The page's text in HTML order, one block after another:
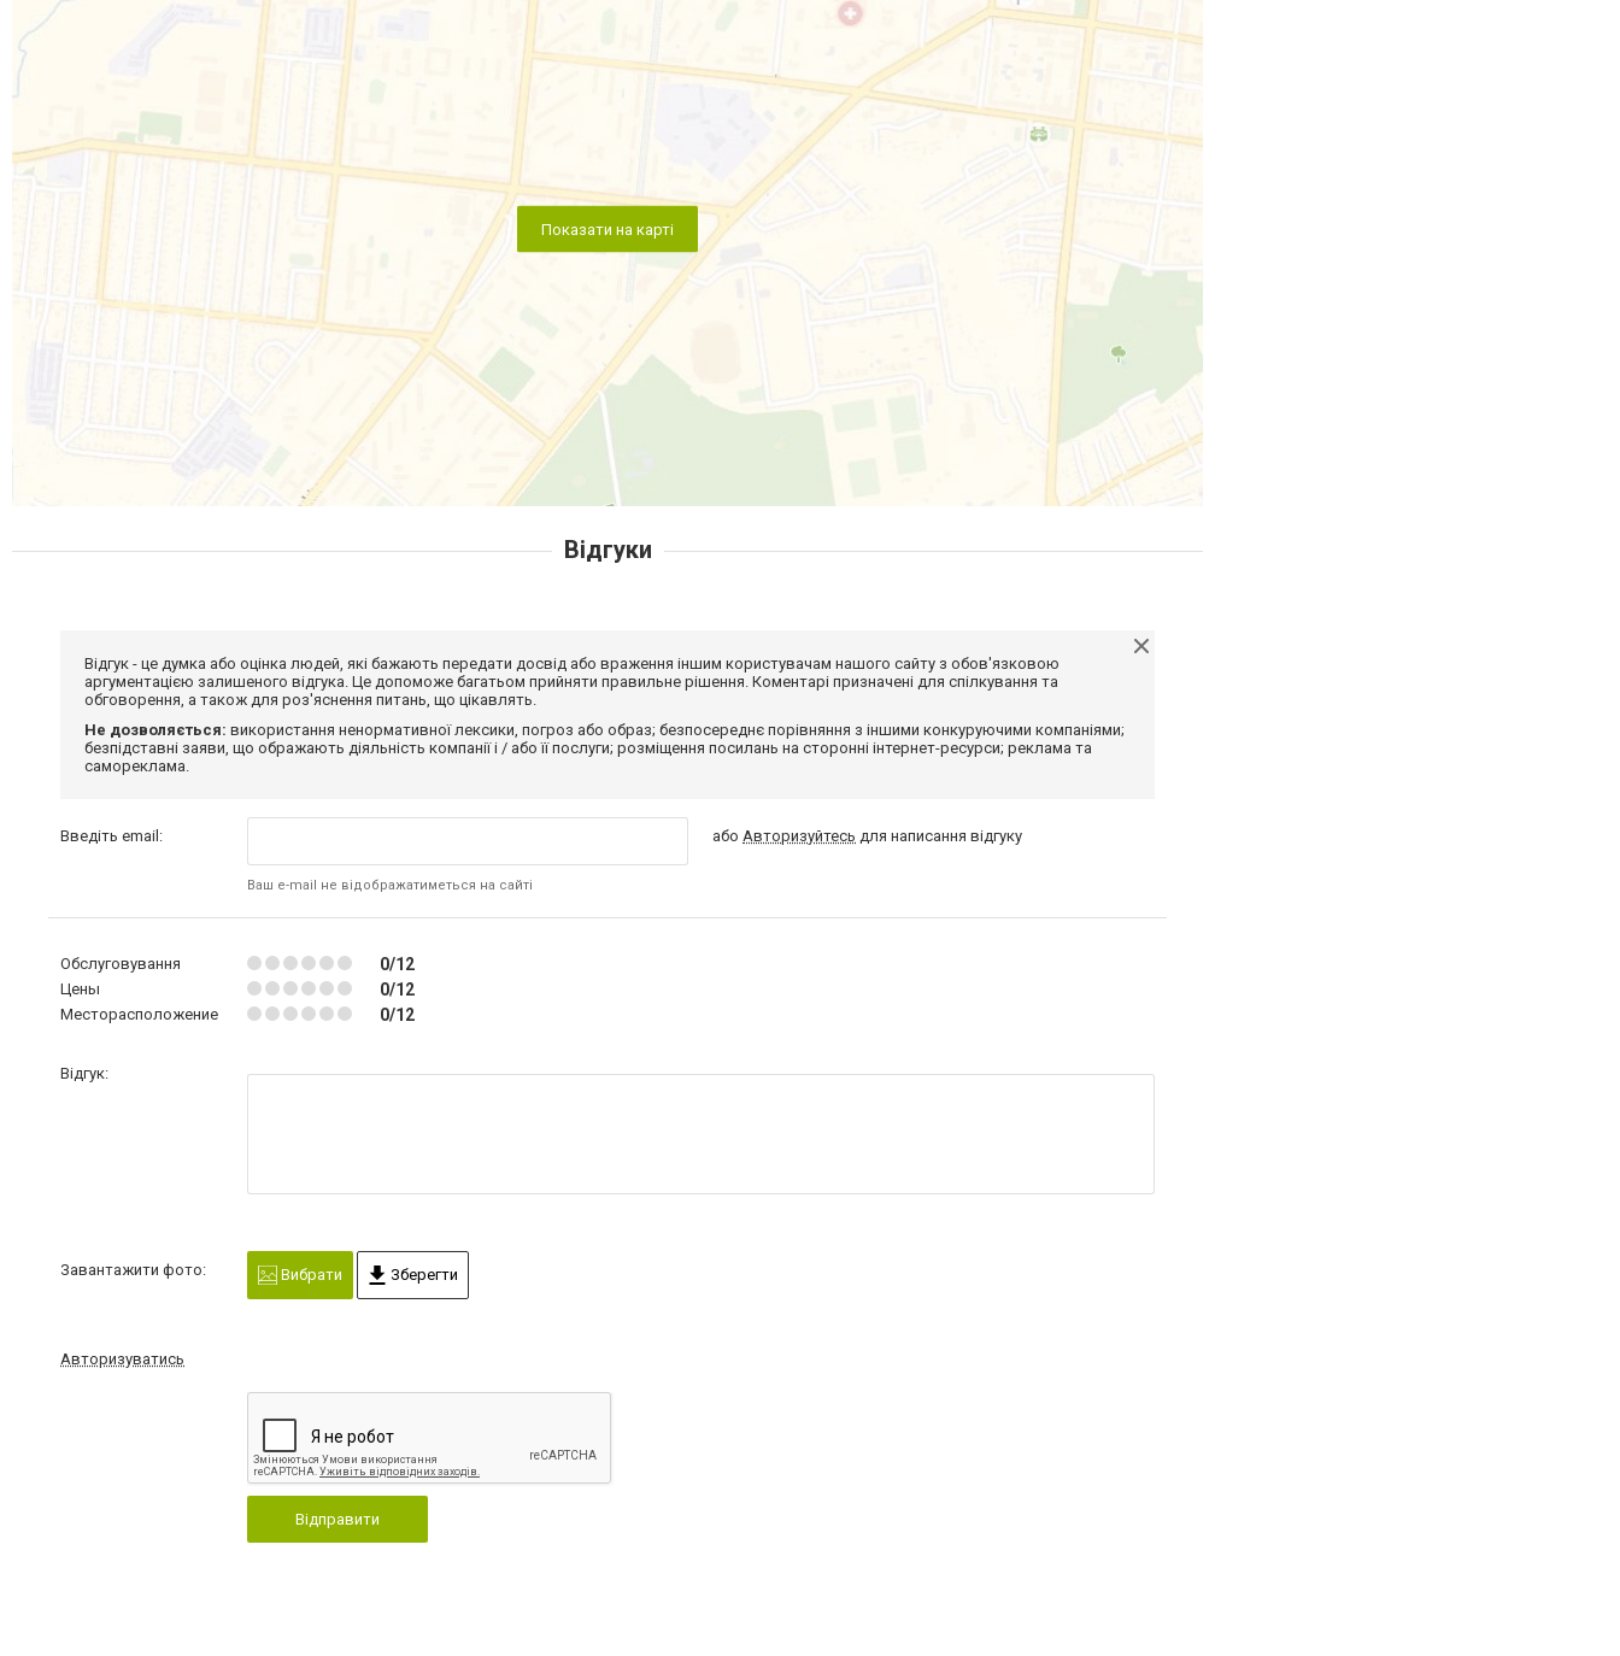
Показати на карті
Відгуки
Відгук - це думка або оцінка людей, які бажають передати досвід або враження іншим користувачам нашого сайту з обов'язковою
аргументацією залишеного відгука. Це допоможе багатьом прийняти правильне рішення. Коментарі призначені для спілкування та
обговорення, а також для роз'яснення питань, що цікавлять.
Не дозволяється: використання ненормативної лексики, погроз або образ; безпосереднє порівняння з іншими конкуруючими компаніями;
безпідставні заяви, що ображають діяльність компанії і / або її послуги; розміщення посилань на сторонні інтернет-ресурси; реклама та
самореклама.
Введіть email:
Ваш e-mail не відображатиметься на сайті
або Авторизуйтесь для написання відгуку
Обслуговування 0/12
Цены 0/12
Месторасположение 0/12
Відгук:
Завантажити фото: Вибрати Зберегти
Авторизуватись
Відправити